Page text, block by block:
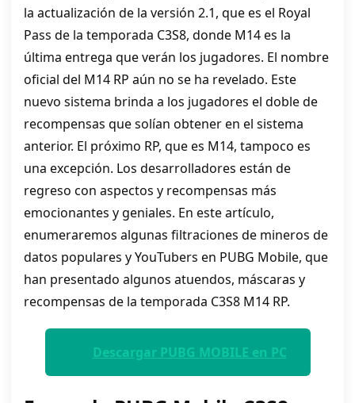
la actualización de la versión 2.1, que es el Royal
Pass de la temporada C3S8, donde M14 es la
última entrega que verán los jugadores. El nombre
oficial del M14 RP aún no se ha revelado. Este
nuevo sistema brinda a los jugadores el doble de
recompensas que solían obtener en el sistema
anterior. El próximo RP, que es M14, tampoco es
una excepción. Los desarrolladores están de
regreso con aspectos y recompensas más
emocionantes y geniales. En este artículo,
enumeraremos algunas filtraciones de mineros de
datos populares y YouTubers en PUBG Mobile, que
han presentado algunos atuendos, máscaras y
recompensas de la temporada C3S8 M14 RP.
Descargar PUBG MOBILE en PC